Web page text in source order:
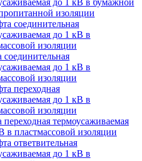
до 1 кВ в бумажной
изоляции
до 1 кВ в
изоляции
термоусаживаемая
в пластмассовой изоляции